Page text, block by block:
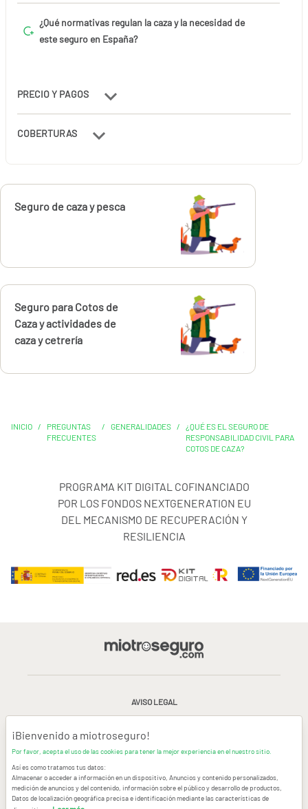
¿Qué normativas regulan la caza y la necesidad de
este seguro en España?
PRECIO Y PAGOS
COBERTURAS
Calcúlalo ahora
Seguro de caza y pesca
Calcúlalo ahora
Seguro para Cotos de
Caza y actividades de
caza y cetrería
INICIO /
PREGUNTAS
FRECUENTES
/ GENERALIDADES /
¿QUÉ ES EL SEGURO DE
RESPONSABILIDAD CIVIL PARA
COTOS DE CAZA?
PROGRAMA KIT DIGITAL COFINANCIADO
POR LOS FONDOS NEXTGENERATION EU
DEL MECANISMO DE RECUPERACIÓN Y
RESILIENCIA
AVISO LEGAL
CONDICIONES GENERALES DE USO
CONTACTAR
¡Bienvenido a miotroseguro!
Por favor, acepta el uso de las cookies para tener la mejor experiencia en el nuestro sitio.
Así es como tratamos tus datos:
Almacenar o acceder a información en un dispositivo, Anuncios y contenido personalizados,
medición de anuncios y del contenido, información sobre el público y desarrollo de productos,
Datos de localización geográfica precisa e identificación mediante las características de